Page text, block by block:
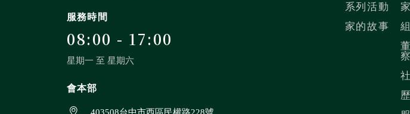
服務時間
08:00 - 17:00
星期一 至 星期六
會本部
403508台中市西區民權路228號
系列活動
家的故事